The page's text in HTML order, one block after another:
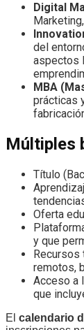
Digital
del
aspectos
MBA
prácticas
Múltiples
Título
Oferta
y que
Recursos
remotos,
Acceso a
que
El calendario